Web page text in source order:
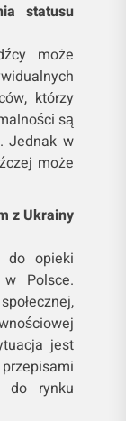
statusu
może
którzy
są
Jednak w
może
z Ukrainy
do opieki
Polsce.
jest
do rynku